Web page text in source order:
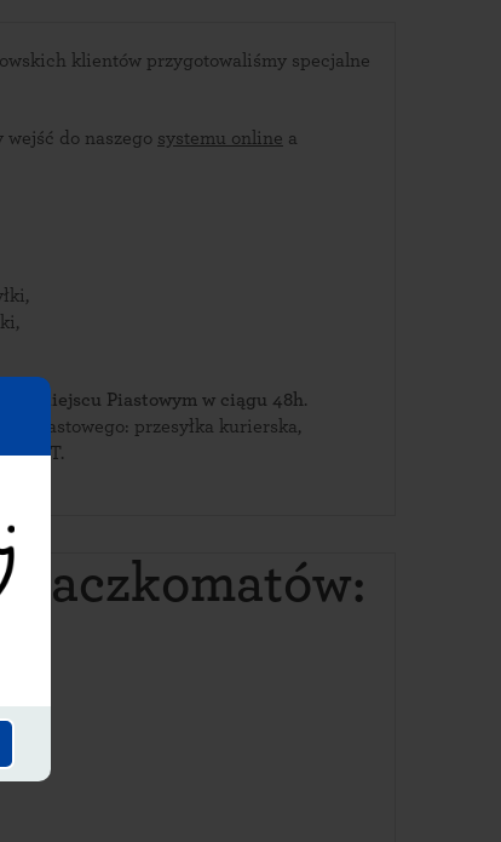
klientów przygotowaliśmy specjalne
do naszego systemu online a
w Miejscu Piastowym w ciągu 48h.
Piastowego: przesyłka kurierska,
INPOST.